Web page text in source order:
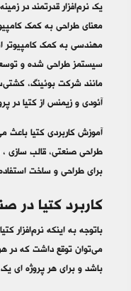
مهندسی به کمک کامپیوتر
سیستمز طراحی شده و
مانند شرکت بوئینگ،
آئودی و زیمنس از کتیا در
آموزش کاربردی کتیا
طراحی صنعتی، قالب سازی ،
برای طراحی و ساخت
کاربرد کتیا در
می‌توان توقع داشت که در
باشد و برای هر پروژه ای